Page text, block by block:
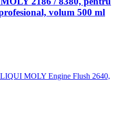
volum 500 ml